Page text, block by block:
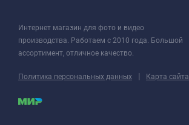
Интернет магазин для фото и видео
производства. Работаем с 2010 года. Большой
ассортимент, отличное качество.
Политика персональных данных | Карта сайта